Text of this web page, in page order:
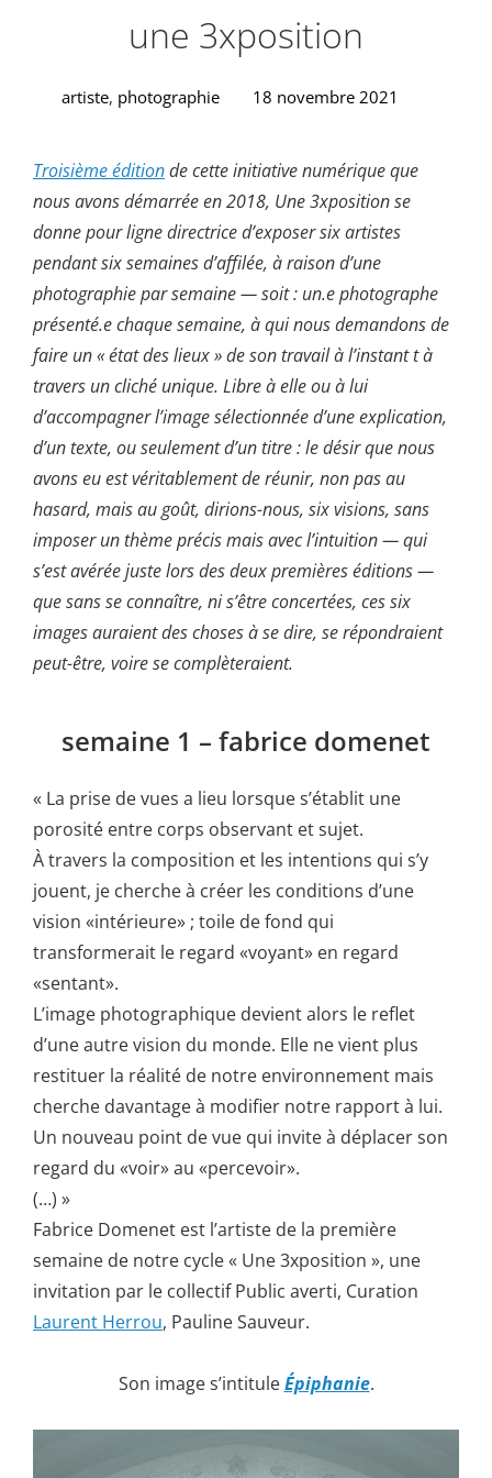
une 3xposition
artiste, photographie 18 novembre 2021
Troisième éditionde cette initiative numérique que
nous avons démarrée en 2018, Une 3xposition se
donne pour ligne directrice d’exposer six artistes
pendant six semaines d’affilée, à raison d’une
photographie par semaine — soit : un.e photographe
présenté.e chaque semaine, à qui nous demandons de
faire un « état des lieux » de son travail à l’instant t à
travers un cliché unique. Libre à elle ou à lui
d’accompagner l’image sélectionnée d’une explication,
d’un texte, ou seulement d’un titre : le désir que nous
avons eu est véritablement de réunir, non pas au
hasard, mais au goût, dirions-nous, six visions, sans
imposer un thème précis mais avec l’intuition — qui
s’est avérée juste lors des deux premières éditions —
que sans se connaître, ni s’être concertées, ces six
images auraient des choses à se dire, se répondraient
peut-être, voire se complèteraient.
semaine 1 – fabrice domenet
« La prise de vues a lieu lorsque s’établit une
porosité entre corps observant et sujet.
À travers la composition et les intentions qui s’y
jouent, je cherche à créer les conditions d’une
vision «intérieure» ; toile de fond qui
transformerait le regard «voyant» en regard
«sentant».
L’image photographique devient alors le reflet
d’une autre vision du monde. Elle ne vient plus
restituer la réalité de notre environnement mais
cherche davantage à modifier notre rapport à lui.
Un nouveau point de vue qui invite à déplacer son
regard du «voir» au «percevoir».
(…) »
Fabrice Domenet est l’artiste de la première
semaine de notre cycle « Une 3xposition », une
invitation par le collectif Public averti, Curation
Laurent Herrou, Pauline Sauveur.
Son image s’intituleÉpiphanie.